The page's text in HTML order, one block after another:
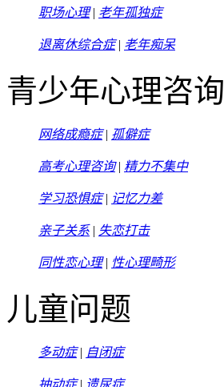
职场心理| 老年孤独症
退离休综合症| 老年痴呆
青少年心理咨询
网络成瘾症| 孤僻症
高考心理咨询| 精力不集中
学习恐惧症| 记忆力差
亲子关系 | 失恋打击
同性恋心理| 性心理畸形
儿童问题
多动症| 自闭症
抽动症| 遗尿症